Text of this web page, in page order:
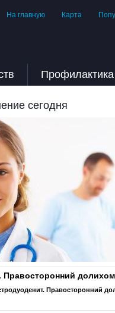
На главную Карта
сегодня
Правосторонний
Правосторонний